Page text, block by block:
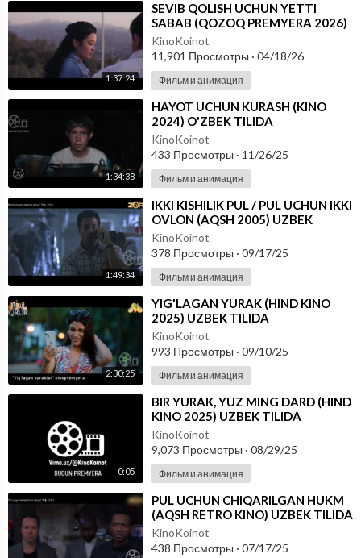
1:37:24
⁣SEVIB QOLISH UCHUN YETTI
SABAB (QOZOQ PREMYERA 2026)
O'ZBEK TILIDA
KinoKoinot
11,901 Просмотры · 04/18/26
Фильм и анимация
1:34:38
⁣HAYOT UCHUN KURASH (KINO
2024) O'ZBEK TILIDA
KinoKoinot
433 Просмотры · 11/26/25
Фильм и анимация
1:49:34
⁣IKKI KISHILIK PUL / PUL UCHUN IKKI
OVLON (AQSH 2005) UZBEK
TILIDA
KinoKoinot
378 Просмотры · 09/17/25
Фильм и анимация
2:30:25
⁣YIG'LAGAN YURAK (HIND KINO
2025) UZBEK TILIDA
KinoKoinot
993 Просмотры · 09/10/25
Фильм и анимация
0:05
⁣BIR YURAK, YUZ MING DARD (HIND
KINO 2025) UZBEK TILIDA
KinoKoinot
9,073 Просмотры · 08/29/25
Фильм и анимация
⁣PUL UCHUN CHIQARILGAN HUKM
(AQSH RETRO KINO) UZBEK TILIDA
KinoKoinot
438 Просмотры · 07/17/25